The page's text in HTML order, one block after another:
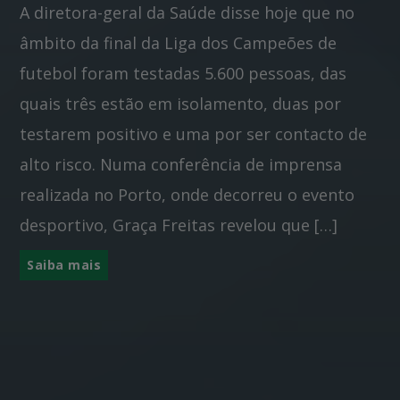
A diretora-geral da Saúde disse hoje que no
âmbito da final da Liga dos Campeões de
futebol foram testadas 5.600 pessoas, das
quais três estão em isolamento, duas por
testarem positivo e uma por ser contacto de
alto risco. Numa conferência de imprensa
realizada no Porto, onde decorreu o evento
desportivo, Graça Freitas revelou que […]
Saiba mais